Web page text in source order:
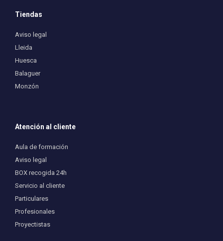
Tiendas
Aviso legal
Lleida
Huesca
Balaguer
Monzón
Atención al cliente
Aula de formación
Aviso legal
BOX recogida 24h
Servicio al cliente
Particulares
Profesionales
Proyectistas